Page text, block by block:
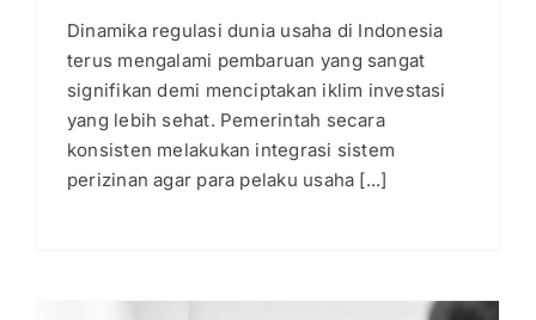
Dinamika regulasi dunia usaha di Indonesia
terus mengalami pembaruan yang sangat
signifikan demi menciptakan iklim investasi
yang lebih sehat. Pemerintah secara
konsisten melakukan integrasi sistem
perizinan agar para pelaku usaha [...]